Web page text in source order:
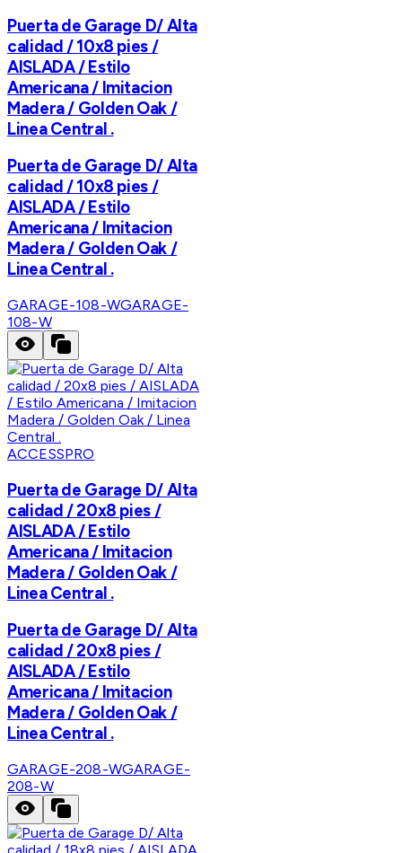
Puerta de Garage D/ Alta
calidad / 10x8 pies /
AISLADA / Estilo
Americana / Imitacion
Madera / Golden Oak /
Linea Central .
Puerta de Garage D/ Alta
calidad / 10x8 pies /
AISLADA / Estilo
Americana / Imitacion
Madera / Golden Oak /
Linea Central .
GARAGE-108-WGARAGE-
108-W
ACCESSPRO
Puerta de Garage D/ Alta
calidad / 20x8 pies /
AISLADA / Estilo
Americana / Imitacion
Madera / Golden Oak /
Linea Central .
Puerta de Garage D/ Alta
calidad / 20x8 pies /
AISLADA / Estilo
Americana / Imitacion
Madera / Golden Oak /
Linea Central .
GARAGE-208-WGARAGE-
208-W